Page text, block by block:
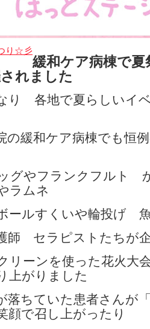
り☆彡
緩和ケア病棟で夏
れました
り 各地で夏らしいイ
緩和ケア病棟でも恒
グやフランクフルト
ラムネ
ールすくいや輪投げ
師 セラピストたちが
リーンを使った花火大
上がりました
落ちていた患者さんが
顔で召し上がったり